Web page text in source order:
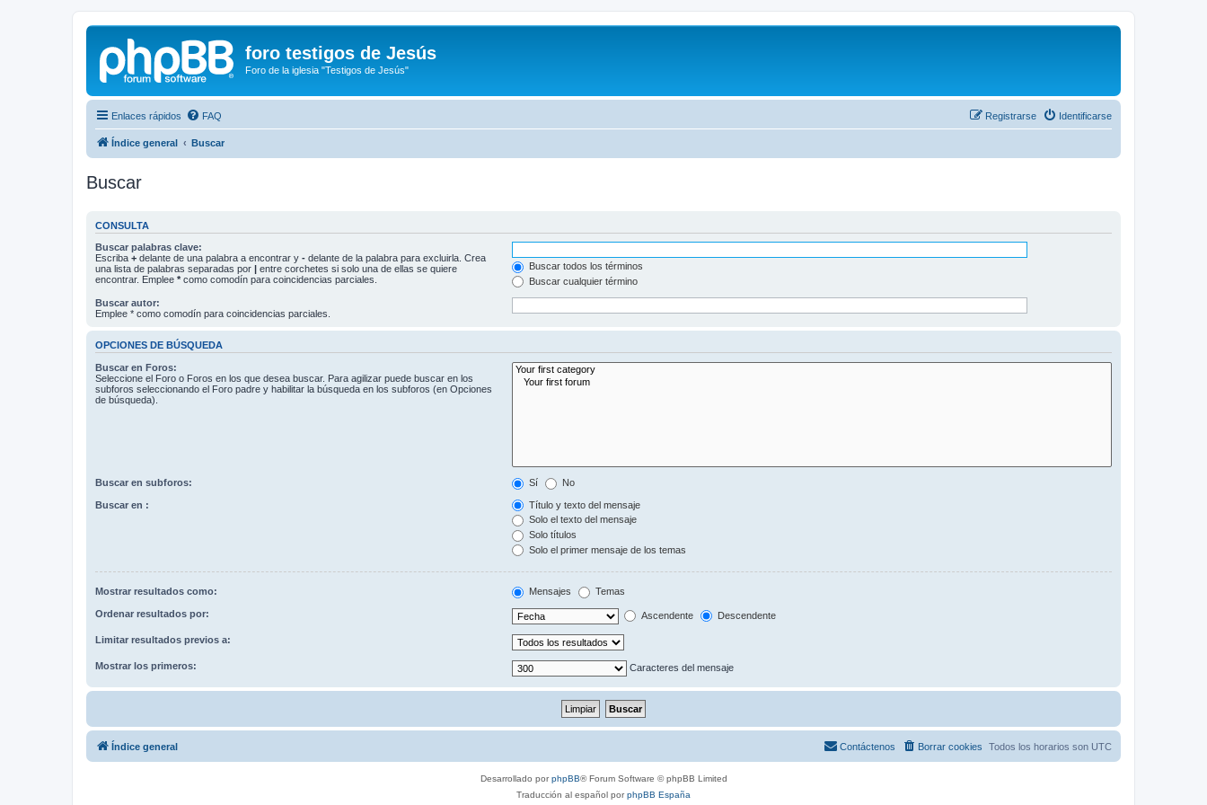
foro testigos de Jesús
Foro de la iglesia "Testigos de Jesús"
Enlaces rápidos FAQ Identificarse
Registrarse
Índice general Buscar
Buscar
CONSULTA
Buscar palabras clave:
Escriba + delante de una palabra a encontrar y - delante de la palabra para excluirla. Crea
una lista de palabras separadas por | entre corchetes si solo una de ellas se quiere
encontrar. Emplee * como comodín para coincidencias parciales.
Buscar todos los términos
Buscar cualquier término
Buscar autor:
Emplee * como comodín para coincidencias parciales.
OPCIONES DE BÚSQUEDA
Buscar en Foros:
Seleccione el Foro o Foros en los que desea buscar. Para agilizar puede buscar en los
subforos seleccionando el Foro padre y habilitar la búsqueda en los subforos (en Opciones
de búsqueda).
Buscar en subforos: Sí No
Buscar en :
Título y texto del mensaje
Solo el texto del mensaje
Solo títulos
Solo el primer mensaje de los temas
Mostrar resultados como: Mensajes Temas
Ordenar resultados por: Ascendente Descendente
Limitar resultados previos a:
Mostrar los primeros: Caracteres del mensaje
Índice general Todos los horarios son UTC
Borrar cookies
Contáctenos
Desarrollado porphpBB® Forum Software © phpBB Limited
Traducción al español porphpBB España